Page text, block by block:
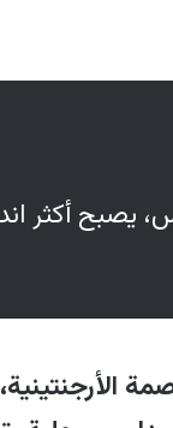
متعددة
إلا
في مجالات
التي
كاليفورنيا
يصبح أكثر